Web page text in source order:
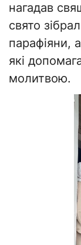
нагадав
свято
парафіяни,
які
молитвою.